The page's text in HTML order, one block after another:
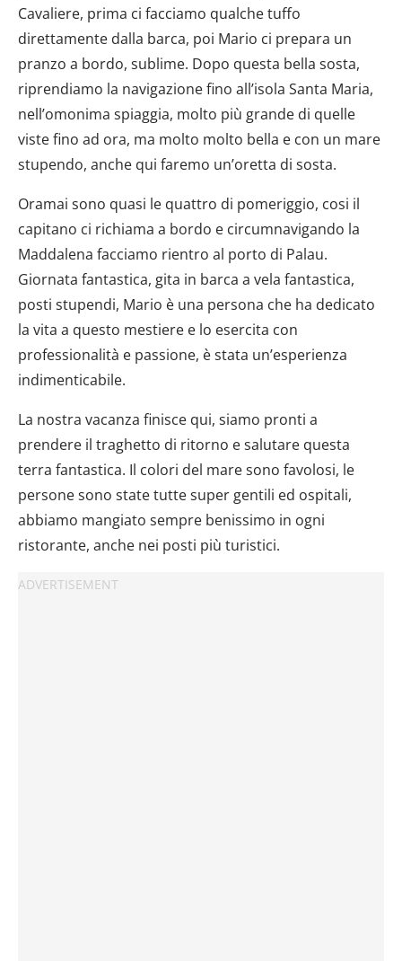
Cavaliere, prima ci facciamo qualche tuffo
direttamente dalla barca, poi Mario ci prepara un
pranzo a bordo, sublime. Dopo questa bella sosta,
riprendiamo la navigazione fino all’isola Santa Maria,
nell’omonima spiaggia, molto più grande di quelle
viste fino ad ora, ma molto molto bella e con un mare
stupendo, anche qui faremo un’oretta di sosta.
Oramai sono quasi le quattro di pomeriggio, cosi il
capitano ci richiama a bordo e circumnavigando la
Maddalena facciamo rientro al porto di Palau.
Giornata fantastica, gita in barca a vela fantastica,
posti stupendi, Mario è una persona che ha dedicato
la vita a questo mestiere e lo esercita con
professionalità e passione, è stata un’esperienza
indimenticabile.
La nostra vacanza finisce qui, siamo pronti a
prendere il traghetto di ritorno e salutare questa
terra fantastica. Il colori del mare sono favolosi, le
persone sono state tutte super gentili ed ospitali,
abbiamo mangiato sempre benissimo in ogni
ristorante, anche nei posti più turistici.